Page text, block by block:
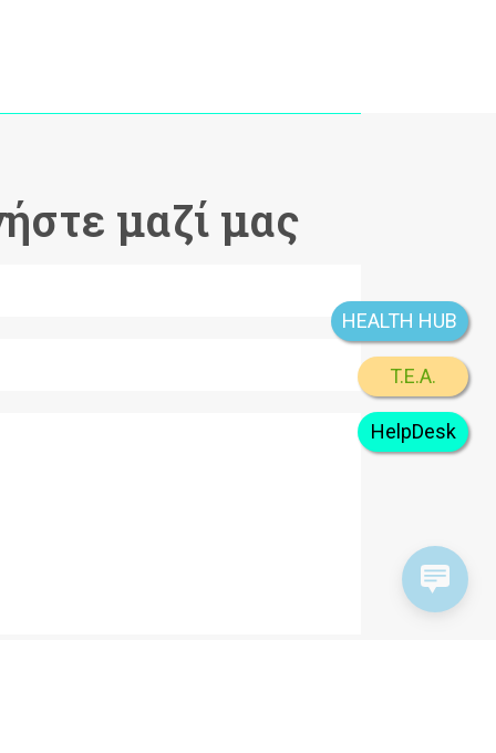
μαζί μας
HelpDesk
T.E.A.
HEALTH HUB